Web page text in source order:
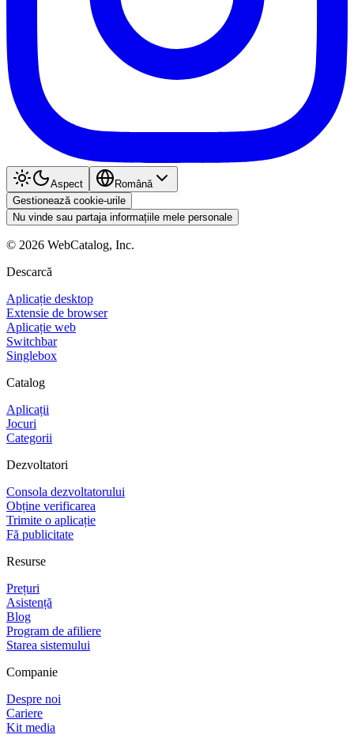
Aspect
Română
Gestionează cookie-urile
Nu vinde sau partaja informațiile mele personale
© 2026 WebCatalog, Inc.
Descarcă
Aplicație desktop
Extensie de browser
Aplicație web
Switchbar
Singlebox
Catalog
Aplicații
Jocuri
Categorii
Dezvoltatori
Consola dezvoltatorului
Obține verificarea
Trimite o aplicație
Fă publicitate
Resurse
Prețuri
Asistență
Blog
Program de afiliere
Starea sistemului
Companie
Despre noi
Cariere
Kit media